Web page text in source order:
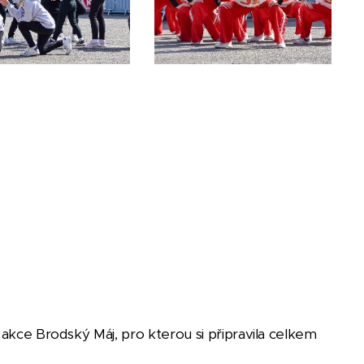
Brodský Máj, pro kterou si připravila celkem